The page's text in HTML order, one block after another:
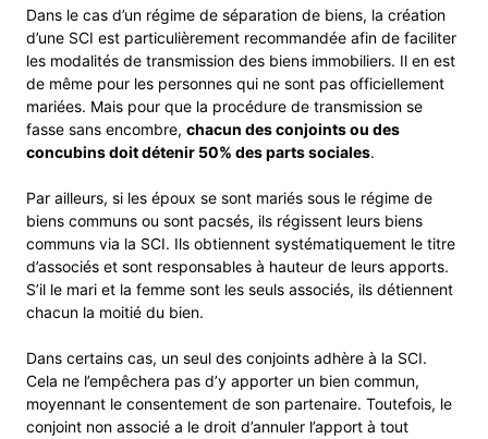
Dans le cas d’un régime de séparation de biens, la création
d’une SCI est particulièrement recommandée afin de faciliter
les modalités de transmission des biens immobiliers. Il en est
de même pour les personnes qui ne sont pas officiellement
mariées. Mais pour que la procédure de transmission se
fasse sans encombre, chacun des conjoints ou des
concubins doit détenir 50% des parts sociales.
Par ailleurs, si les époux se sont mariés sous le régime de
biens communs ou sont pacsés, ils régissent leurs biens
communs via la SCI. Ils obtiennent systématiquement le titre
d’associés et sont responsables à hauteur de leurs apports.
S’il le mari et la femme sont les seuls associés, ils détiennent
chacun la moitié du bien.
Dans certains cas, un seul des conjoints adhère à la SCI.
Cela ne l’empêchera pas d’y apporter un bien commun,
moyennant le consentement de son partenaire. Toutefois, le
conjoint non associé a le droit d’annuler l’apport à tout